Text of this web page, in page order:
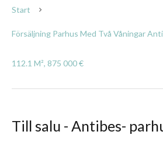
Start
Försäljning Parhus Med Två Våningar
112.1 M², 875 000 €
Till salu - Antibes-